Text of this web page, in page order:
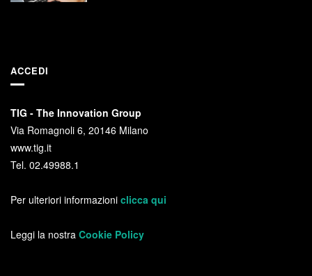
ACCEDI
TIG - The Innovation Group
Via Romagnoli 6, 20146 Milano
www.tig.it
Tel. 02.49988.1
Per ulteriori informazioni clicca qui
Leggi la nostra Cookie Policy